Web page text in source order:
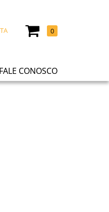
0
FALE CONOSCO